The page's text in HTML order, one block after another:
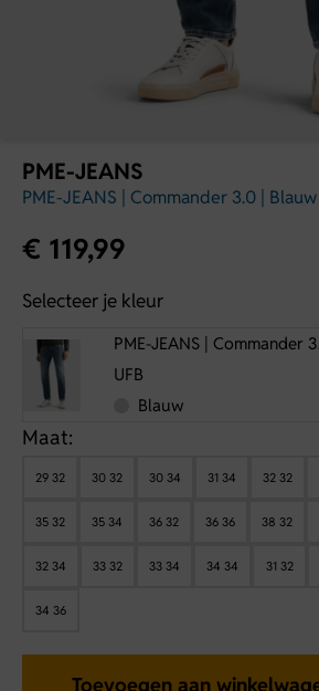
PME-JEANS
PME-JEANS | Commander 3.0 |
€ 119,99
Selecteer je kleur
PME-JEANS | Commander
UFB
Blauw
Maat:
29 32 30 32 30 34 31 34 32 32
35 32 35 34 36 32 36 36 38 32
32 34 33 32 33 34 34 34 31 32
34 36
Toevoegen aan